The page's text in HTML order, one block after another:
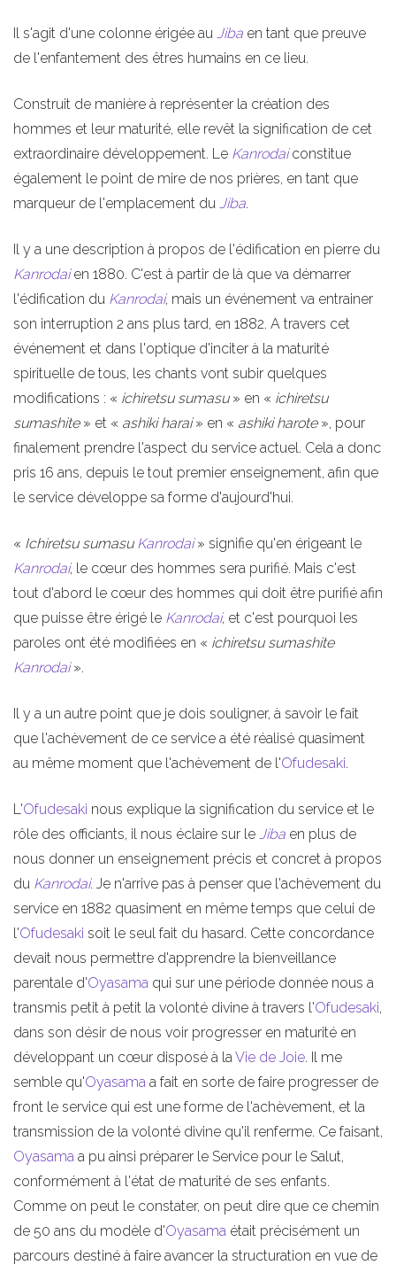
Il s'agit d'une colonne érigée au Jiba en tant que preuve
de l'enfantement des êtres humains en ce lieu.
Construit de manière à représenter la création des
hommes et leur maturité, elle revêt la signification de cet
extraordinaire développement. Le Kanrodaiconstitue
également le point de mire de nos prières, en tant que
marqueur de l'emplacement du Jiba.
Il y a une description à propos de l'édification en pierre du
Kanrodaien 1880. C'est à partir de là que va démarrer
l'édification du Kanrodai, mais un événement va entrainer
son interruption 2 ans plus tard, en 1882. A travers cet
événement et dans l'optique d'inciter à la maturité
spirituelle de tous, les chants vont subir quelques
modifications : « ichiretsu sumasu» en « ichiretsu
sumashite» et « ashiki harai» en « ashiki harote», pour
finalement prendre l'aspect du service actuel. Cela a donc
pris 16 ans, depuis le tout premier enseignement, afin que
le service développe sa forme d'aujourd'hui.
« Ichiretsu sumasu Kanrodai» signifie qu'en érigeant le
Kanrodai, le cœur des hommes sera purifié. Mais c'est
tout d'abord le cœur des hommes qui doit être purifié afin
que puisse être érigé le Kanrodai, et c'est pourquoi les
paroles ont été modifiées en « ichiretsu sumashite
Kanrodai».
Il y a un autre point que je dois souligner, à savoir le fait
que l'achèvement de ce service a été réalisé quasiment
au même moment que l'achèvement de l'Ofudesaki.
L'Ofudesaki nous explique la signification du service et le
rôle des officiants, il nous éclaire sur le Jiba en plus de
nous donner un enseignement précis et concret à propos
du Kanrodai. Je n'arrive pas à penser que l'achèvement du
service en 1882 quasiment en même temps que celui de
l'Ofudesaki soit le seul fait du hasard. Cette concordance
devait nous permettre d'apprendre la bienveillance
parentale d'Oyasama qui sur une période donnée nous a
transmis petit à petit la volonté divine à travers l'Ofudesaki,
dans son désir de nous voir progresser en maturité en
développant un cœur disposé à laVie de Joie. Il me
semble qu'Oyasama a fait en sorte de faire progresser de
front le service qui est une forme de l'achèvement, et la
transmission de la volonté divine qu'il renferme. Ce faisant,
Oyasama a pu ainsi préparer le Service pour le Salut,
conformément à l'état de maturité de ses enfants.
Comme on peut le constater, on peut dire que ce chemin
de 50 ans du modèle d'Oyasama était précisément un
parcours destiné à faire avancer la structuration en vue de